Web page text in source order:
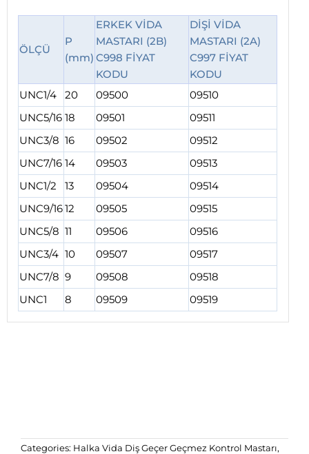
ÖLÇÜ
P
(mm)
ERKEK VİDA
MASTARI (2B)
C998 FİYAT
KODU
DİŞİ VİDA
MASTARI (2A)
C997 FİYAT
KODU
UNC1/4
20 09500
09510
UNC5/16 18 09501
09511
UNC3/8 16 09502
09512
UNC7/16 14 09503
09513
UNC1/2
13 09504
09514
UNC9/1612 09505
09515
UNC5/8 11 09506
09516
UNC3/4 10 09507
09517
UNC7/8 9 09508
09518
UNC1
8 09509 09519
Categories: Halka Vida Diş Geçer Geçmez Kontrol Mastarı,